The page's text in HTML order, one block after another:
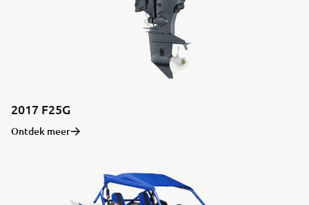
2017 F25G
Ontdek meer